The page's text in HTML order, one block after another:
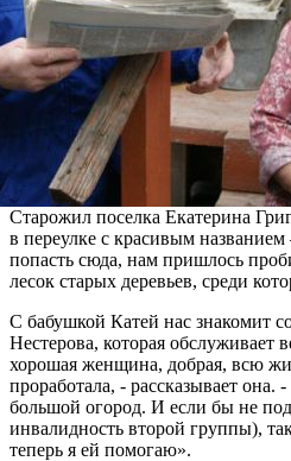
Старожил поселка Екатерина
в переулке с красивым
попасть сюда, нам пришлось
лесок старых деревьев, среди
С бабушкой Катей нас знакомит
Нестерова, которая обслуживает
хорошая женщина, добрая, всю
проработала, - рассказывает она.
большой огород. И если бы не
инвалидность второй группы),
теперь я ей помогаю».